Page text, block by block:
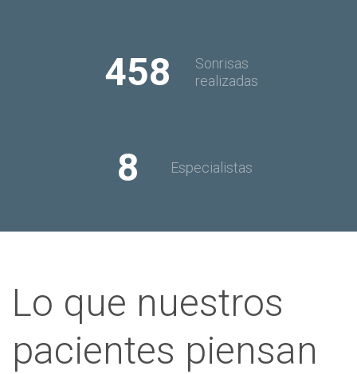
458
Sonrisas
realizadas
8 Especialistas
Lo que nuestros
pacientes piensan